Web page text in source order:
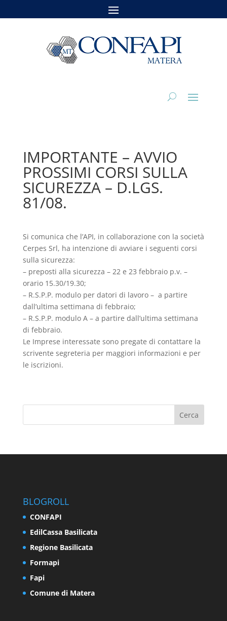
IMPORTANTE – AVVIO
PROSSIMI CORSI SULLA
SICUREZZA – D.LGS.
81/08.
Si comunica che l’API, in collaborazione con la società
Cerpes Srl, ha intenzione di avviare i seguenti corsi
sulla sicurezza:
– preposti alla sicurezza – 22 e 23 febbraio p.v. –
orario 15.30/19.30;
– R.S.P.P. modulo per datori di lavoro – a partire
dall’ultima settimana di febbraio;
– R.S.P.P. modulo A – a partire dall’ultima settimana
di febbraio.
Le Imprese interessate sono pregate di contattare la
scrivente segreteria per maggiori informazioni e per
le iscrizioni.
BLOGROLL
CONFAPI
EdilCassa Basilicata
Regione Basilicata
Formapi
Fapi
Comune di Matera